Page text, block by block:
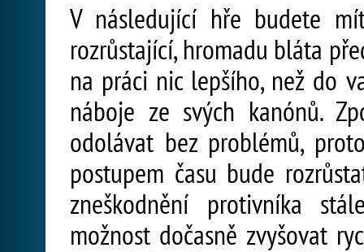
V následující hře budete
rozrůstající, hromadu bláta
na práci nic lepšího, než do
náboje ze svých kanónů.
odolávat bez problémů,
postupem času bude
zneškodnění protivníka
možnost dočasně zvyšovat